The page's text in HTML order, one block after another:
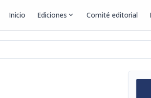
Inicio Ediciones expand_more Comité editorial